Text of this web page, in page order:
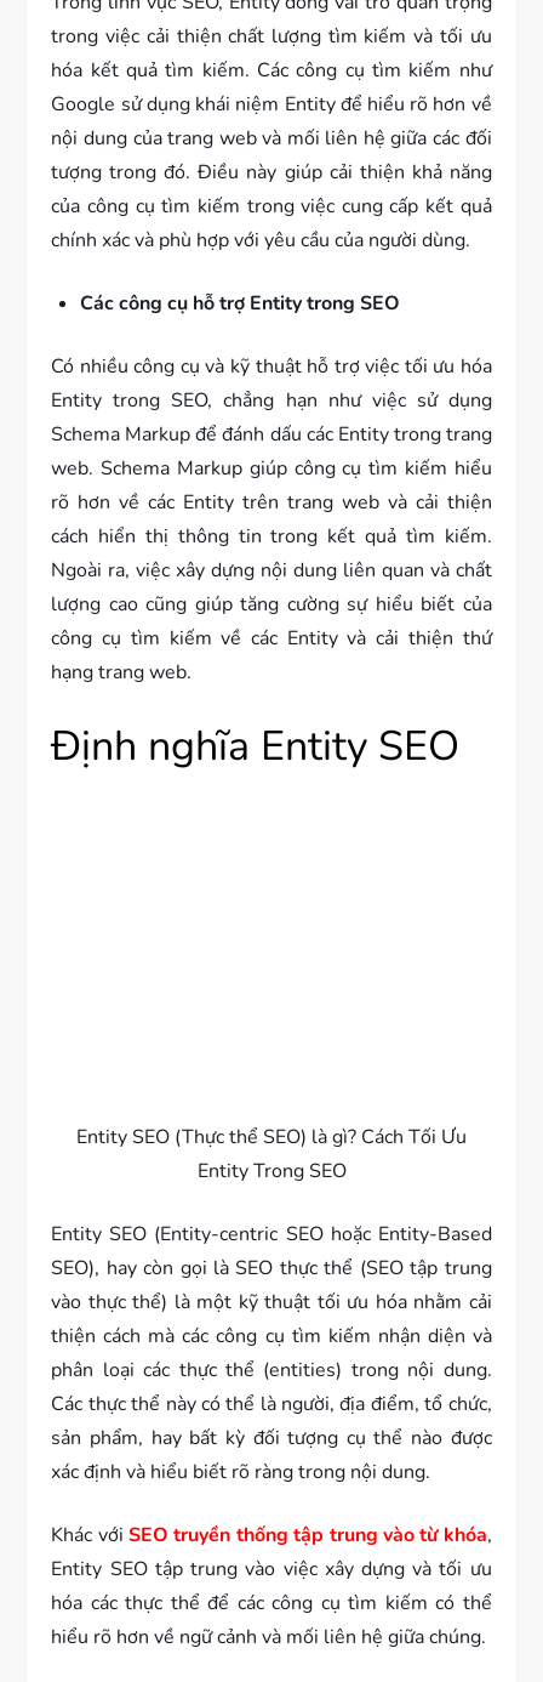
trong việc cải thiện chất lượng tìm kiếm và tối ưu
hóa kết quả tìm kiếm. Các công cụ tìm kiếm như
Google sử dụng khái niệm Entity để hiểu rõ hơn về
nội dung của trang web và mối liên hệ giữa các đối
tượng trong đó. Điều này giúp cải thiện khả năng
của công cụ tìm kiếm trong việc cung cấp kết quả
chính xác và phù hợp với yêu cầu của người dùng.
Các công cụ hỗ trợ Entity trong SEO
Có nhiều công cụ và kỹ thuật hỗ trợ việc tối ưu hóa
Entity trong SEO, chẳng hạn như việc sử dụng
Schema Markup để đánh dấu các Entity trong trang
web. Schema Markup giúp công cụ tìm kiếm hiểu
rõ hơn về các Entity trên trang web và cải thiện
cách hiển thị thông tin trong kết quả tìm kiếm.
Ngoài ra, việc xây dựng nội dung liên quan và chất
lượng cao cũng giúp tăng cường sự hiểu biết của
công cụ tìm kiếm về các Entity và cải thiện thứ
hạng trang web.
Định nghĩa Entity SEO
Entity SEO (Thực thể SEO) là gì? Cách Tối Ưu
Entity Trong SEO
Entity SEO (Entity-centric SEO hoặc Entity-Based
SEO), hay còn gọi là SEO thực thể (SEO tập trung
vào thực thể) là một kỹ thuật tối ưu hóa nhằm cải
thiện cách mà các công cụ tìm kiếm nhận diện và
phân loại các thực thể (entities) trong nội dung.
Các thực thể này có thể là người, địa điểm, tổ chức,
sản phẩm, hay bất kỳ đối tượng cụ thể nào được
xác định và hiểu biết rõ ràng trong nội dung.
Khác vớiSEO truyền thống tập trung vào từ khóa,
Entity SEO tập trung vào việc xây dựng và tối ưu
hóa các thực thể để các công cụ tìm kiếm có thể
hiểu rõ hơn về ngữ cảnh và mối liên hệ giữa chúng.